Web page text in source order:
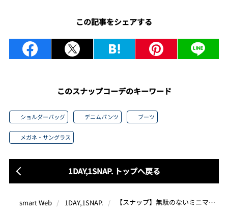
この記事をシェアする
このスナップコーデのキーワード
ショルダーバッグ デニムパンツ ブーツ
メガネ・サングラス
1DAY,1SNAP. トップへ戻る
smart Web 1DAY,1SNAP. 【スナップ】無駄のないミニマルな着こなしに、ブラックな匂いを漂わすティンバー・イエローブーツ